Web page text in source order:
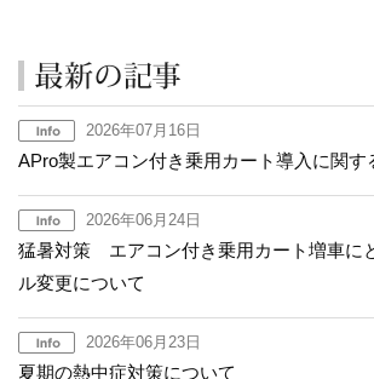
2026年07月16日
APro製エアコン付き乗用カート導入に関す
2026年06月24日
猛暑対策 エアコン付き乗用カート増車に
ル変更について
2026年06月23日
夏期の熱中症対策について